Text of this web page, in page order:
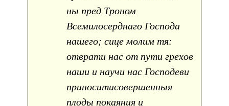
ны пред Троном
Всемилосерднаго Господа
нашего; сице молим тя:
отврати нас от пути грехов
наши и научи нас Господеви
приноситисовершенныя
плоды покаяния и